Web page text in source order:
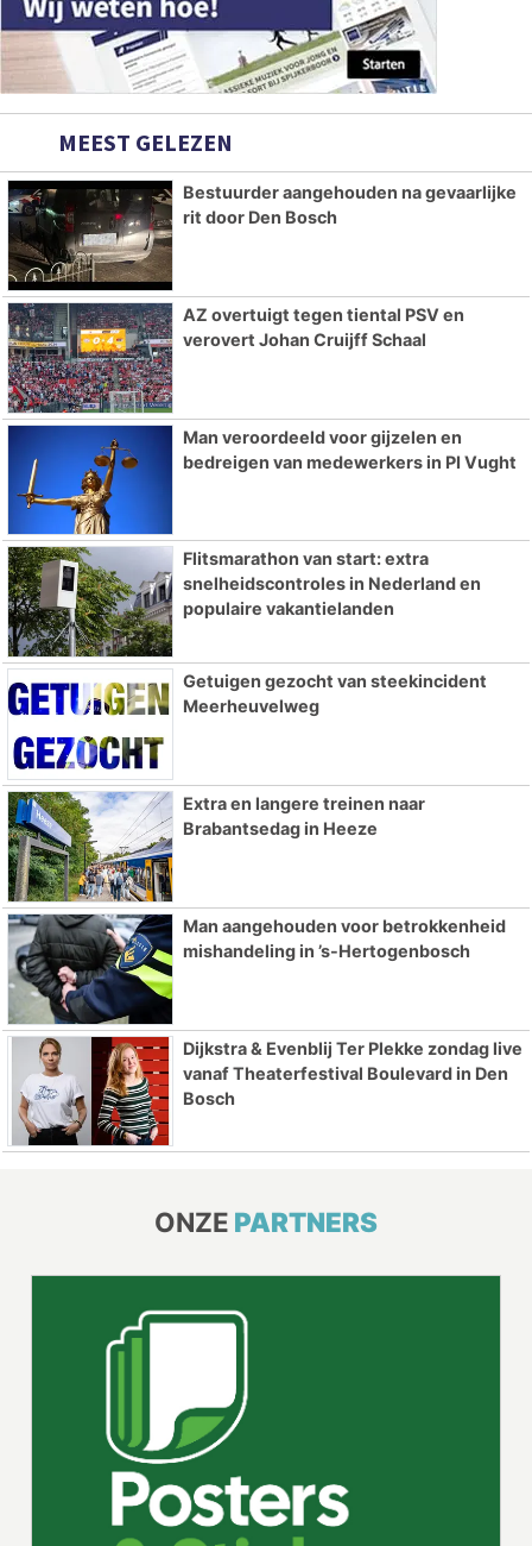
MEEST GELEZEN
Bestuurder aangehouden na gevaarlijke
rit door Den Bosch
AZ overtuigt tegen tiental PSV en
verovert Johan Cruijff Schaal
Man veroordeeld voor gijzelen en
bedreigen van medewerkers in PI Vught
Flitsmarathon van start: extra
snelheidscontroles in Nederland en
populaire vakantielanden
Getuigen gezocht van steekincident
Meerheuvelweg
Extra en langere treinen naar
Brabantsedag in Heeze
Man aangehouden voor betrokkenheid
mishandeling in ’s-Hertogenbosch
Dijkstra & Evenblij Ter Plekke zondag live
vanaf Theaterfestival Boulevard in Den
Bosch
ONZE PARTNERS